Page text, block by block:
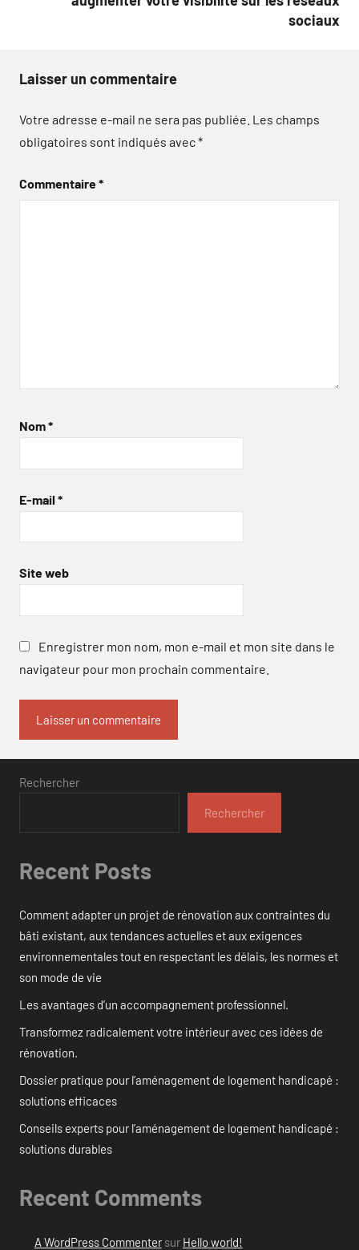
sociaux
Laisser un commentaire
Votre adresse e-mail ne sera pas publiée. Les champs
obligatoires sont indiqués avec*
Commentaire*
Nom*
E-mail *
Site web
Enregistrer mon nom, mon e-mail et mon site dans le
navigateur pour mon prochain commentaire.
Rechercher
Rechercher
Recent Posts
Comment adapter un projet de rénovation aux contraintes du
bâti existant, aux tendances actuelles et aux exigences
environnementales tout en respectant les délais, les normes et
son mode de vie
Les avantages d’un accompagnement professionnel.
Transformez radicalement votre intérieur avec ces idées de
rénovation.
Dossier pratique pour l’aménagement de logement handicapé :
solutions efficaces
Conseils experts pour l’aménagement de logement handicapé :
solutions durables
Recent Comments
A WordPress Commentersur Hello world!